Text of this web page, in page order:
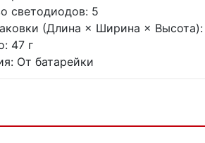
светодиодов: 5
(Длина × Ширина ×
47 г
От батарейки